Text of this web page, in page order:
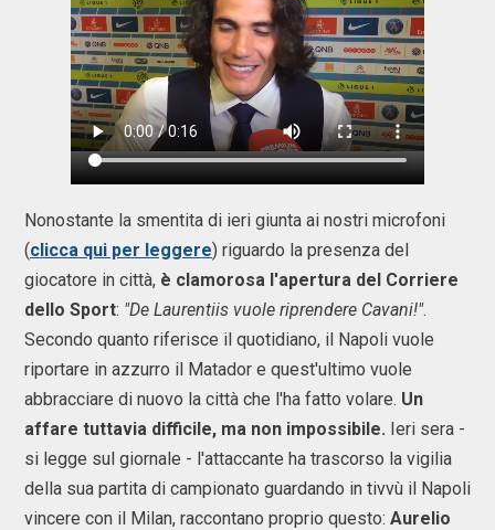
Nonostante la smentita di ieri giunta ai nostri microfoni
(clicca qui per leggere) riguardo la presenza del
giocatore in città, è clamorosa l'apertura del Corriere
dello Sport: "De Laurentiis vuole riprendere Cavani!".
Secondo quanto riferisce il quotidiano, il Napoli vuole
riportare in azzurro il Matador e quest'ultimo vuole
abbracciare di nuovo la città che l'ha fatto volare. Un
affare tuttavia difficile, ma non impossibile. Ieri sera -
si legge sul giornale - l'attaccante ha trascorso la vigilia
della sua partita di campionato guardando in tivvù il Napoli
vincere con il Milan, raccontano proprio questo: Aurelio